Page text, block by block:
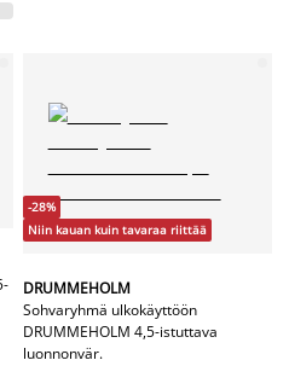
-28%
Niin kauan kuin tavaraa riittää
DRUMMEHOLM
Sohvaryhmä ulkokäyttöön
DRUMMEHOLM 4,5-istuttava
luonnonvär.